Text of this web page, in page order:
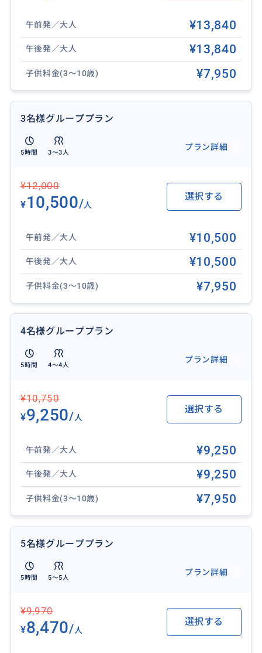
日本語ガイドとドライバーの2名体制でお客様の観光を
サポート！
午前発／大人 ¥13,840
午後発／大人 ¥13,840
子供料金(3～10歳) ¥7,950
3名様グループプラン
5時間 3〜3人
プラン詳細
¥12,000
¥10,500/人
選択する
午前発／大人 ¥10,500
午後発／大人 ¥10,500
子供料金(3～10歳) ¥7,950
4名様グループプラン
5時間 4〜4人
プラン詳細
¥10,750
¥9,250/人
選択する
午前発／大人 ¥9,250
午後発／大人 ¥9,250
子供料金(3～10歳) ¥7,950
5名様グループプラン
5時間 5〜5人
プラン詳細
¥9,970
¥8,470/人
選択する